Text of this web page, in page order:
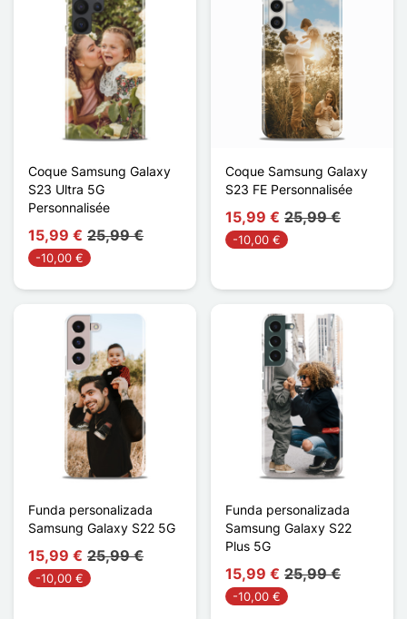
Coque Samsung Galaxy
S23 Ultra 5G
Personnalisée
15,99 € 25,99 €
-10,00 €
Coque Samsung Galaxy
S23 FE Personnalisée
15,99 € 25,99 €
-10,00 €
Funda personalizada
Samsung Galaxy S22 5G
15,99 € 25,99 €
-10,00 €
Funda personalizada
Samsung Galaxy S22
Plus 5G
15,99 € 25,99 €
-10,00 €